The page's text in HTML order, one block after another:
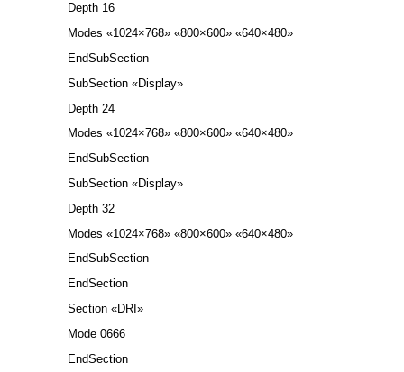
Depth 16
Modes «1024×768» «800×600» «640×480»
EndSubSection
SubSection «Display»
Depth 24
Modes «1024×768» «800×600» «640×480»
EndSubSection
SubSection «Display»
Depth 32
Modes «1024×768» «800×600» «640×480»
EndSubSection
EndSection
Section «DRI»
Mode 0666
EndSection